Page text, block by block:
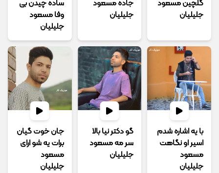
گلچین مسعود
جلیلیان
جاده مسعود
جلیلیان
ساده چیدن بی
وفا مسعود
جلیلیان
ﺑﺎ ﻳﻪ اﺷﺎره ﺷﺪم
اﺳﻴﺮ او ﻧﮕﺎﻫﺖ
مسعود
جلیلیان
گو دکتر نیا بالا
سر مه مسعود
جلیلیان
جان خوت گیان
برات یه شو ارای
مسعود
جلیلیان